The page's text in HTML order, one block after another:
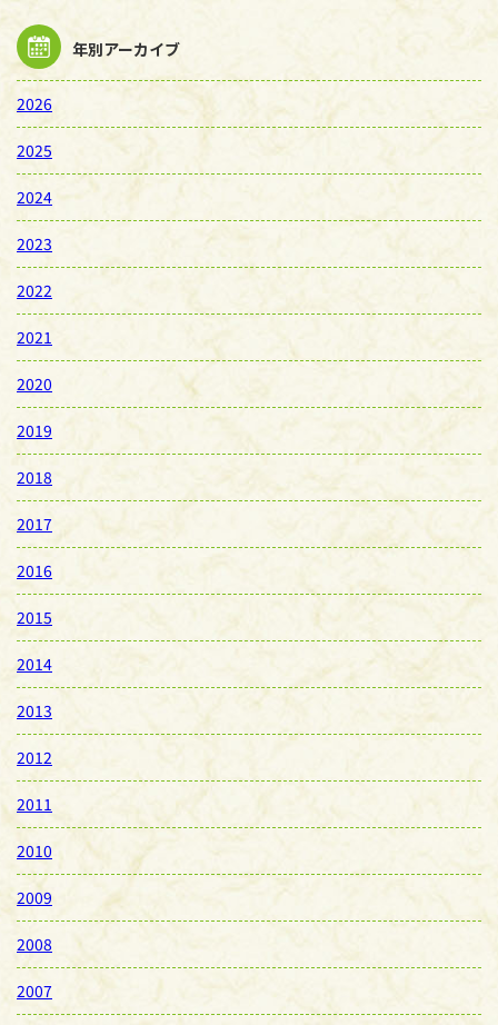
年別アーカイブ
2026
2025
2024
2023
2022
2021
2020
2019
2018
2017
2016
2015
2014
2013
2012
2011
2010
2009
2008
2007